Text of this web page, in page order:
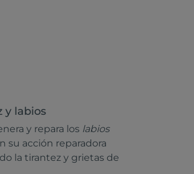
y labios
y repara los labios
su acción reparadora
la tirantez y grietas de